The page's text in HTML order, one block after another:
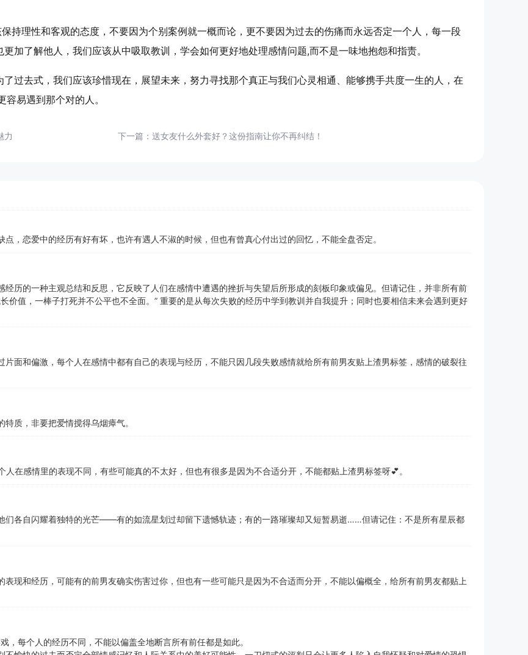
持理性和客观的态度，不要因为个别案例就一概而论，更不要因为过去的伤痛而永远否定一个人，每一段
加了解他人，我们应该从中吸取教训，学会如何更好地处理感情问题,而不是一味地抱怨和指责。
过去式，我们应该珍惜现在，展望未来，努力寻找那个真正与我们心灵相通、能够携手共度一生的人，在
易遇到那个对的人。
力 下一篇： 送女友什么外套好？这份指南让你不再纠结！
，恋爱中的经历有好有坏，也许有遇人不淑的时候，但也有曾真心付出过的回忆，不能全盘否定。
历的一种主观总结和反思，它反映了人们在感情中遭遇的挫折与失望后所形成的刻板印象或偏见。但请记住，并非所有前
价值，一棒子打死并不公平也不全面。” 重要的是从每次失败的经历中学到教训并自我提升；同时也要相信未来会遇到更好
面和偏激，每个人在感情中都有自己的表现与经历，不能只因几段失败感情就给所有前男友贴上渣男标签，感情的破裂往
质，非要把爱情搅得乌烟瘴气。
在感情里的表现不同，有些可能真的不太好，但也有很多是因为不合适分开，不能都贴上渣男标签呀💕。
们各自闪耀着独特的光芒——有的如流星划过却留下遗憾轨迹；有的一路璀璨却又短暂易逝……但请记住：不是所有星辰都
现和经历，可能有的前男友确实伤害过你，但也有一些可能只是因为不合适而分开，不能以偏概全，给所有前男友都贴上
，每个人的经历不同，不能以偏盖全地断言所有前任都是如此。